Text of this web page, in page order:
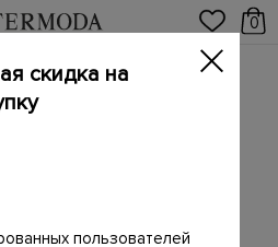
0
одежда / Женские джинсы
необработанного края
скидка на
пользователей